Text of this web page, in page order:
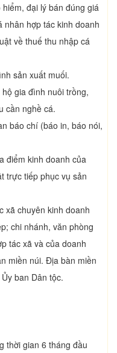
đại lý bán đúng giá
hợp tác kinh doanh
về thuế thu nhập cá
sản xuất muối.
gia đình nuôi trồng,
cần nghề cá.
báo chí (báo in, báo nói,
điểm kinh doanh của
trực tiếp phục vụ sản
xã chuyên kinh doanh
chi nhánh, văn phòng
tác xã và của doanh
miền núi. Địa bàn miền
ban Dân tộc.
thời gian 6 tháng đầu